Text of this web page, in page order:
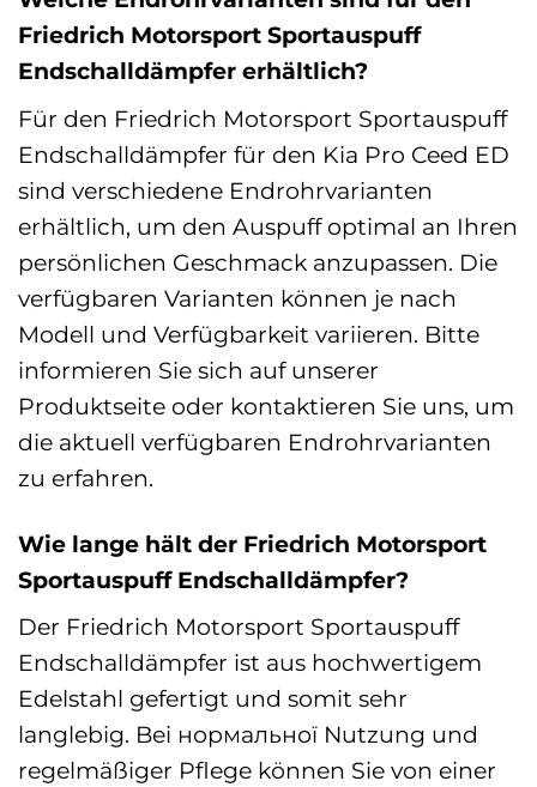
Friedrich Motorsport Sportauspuff
Endschalldämpfer erhältlich?
Für den Friedrich Motorsport Sportauspuff
Endschalldämpfer für den Kia Pro Ceed ED
sind verschiedene Endrohrvarianten
erhältlich, um den Auspuff optimal an Ihren
persönlichen Geschmack anzupassen. Die
verfügbaren Varianten können je nach
Modell und Verfügbarkeit variieren. Bitte
informieren Sie sich auf unserer
Produktseite oder kontaktieren Sie uns, um
die aktuell verfügbaren Endrohrvarianten
zu erfahren.
Wie lange hält der Friedrich Motorsport
Sportauspuff Endschalldämpfer?
Der Friedrich Motorsport Sportauspuff
Endschalldämpfer ist aus hochwertigem
Edelstahl gefertigt und somit sehr
langlebig. Bei нормальної Nutzung und
regelmäßiger Pflege können Sie von einer